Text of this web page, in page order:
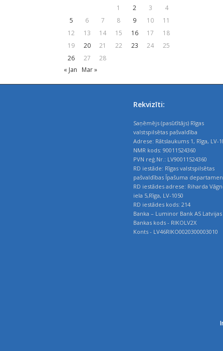
1
2 3
4
5
6 7 8 9 10
11
12
13 14 15 16 17
18
19
20 21 22 23 24
25
26
27
28
« Jan
Mar »
Rekvizīti:
Saņēmējs (pasūtītājs) Rīgas
valstspilsētas pašvaldība
Adrese: Rātslaukums 1, Rīga, LV-
NMR kods: 90011524360
PVN reģ.Nr.: LV90011524360
RD iestāde: Rīgas valstspilsētas
pašvaldības Īpašuma
RD iestādes adrese: Riharda
iela 5,Rīga, LV-1050
RD iestādes kods: 214
Banka – Luminor Bank AS
Bankas kods - RIKOLV2X
Konts - LV46RIKO0020300003010